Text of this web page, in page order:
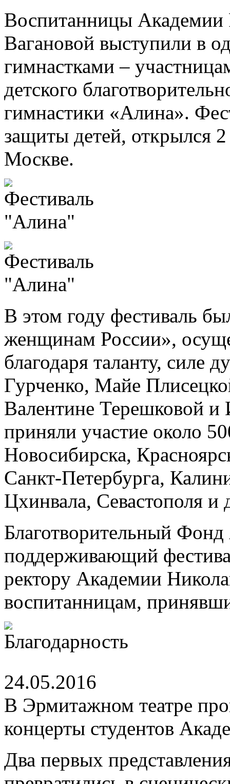
Воспитанницы Академии
Вагановой выступили в
гимнастками –
детского
гимнастики «Алина».
защиты детей, открылся
Москве.
В этом году фестиваль
женщинам России»,
благодаря таланту,
Гурченко, Майе
Валентине Терешковой
приняли участие около
Новосибирска,
Санкт-Петербурга,
Цхинвала, Севастополя и
Благотворительный
поддерживающий
ректору Академии
воспитанницам,
24.05.2016
В Эрмитажном театре
концерты студентов
Два первых